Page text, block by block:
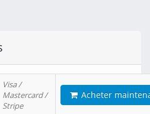
Visa /
Mastercard /
Stripe
Acheter